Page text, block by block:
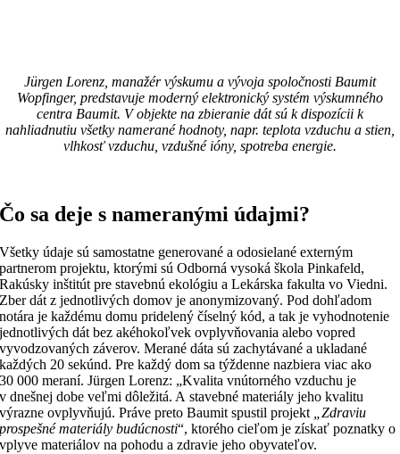
Jürgen Lorenz, manažér výskumu a vývoja spoločnosti Baumit
Wopfinger, predstavuje moderný elektronický systém výskumného
centra Baumit. V objekte na zbieranie dát sú k dispozícii k
nahliadnutiu všetky namerané hodnoty, napr. teplota vzduchu a stien,
vlhkosť vzduchu, vzdušné ióny, spotreba energie.
Čo sa deje s nameranými údajmi?
Všetky údaje sú samostatne generované a odosielané externým
partnerom projektu, ktorými sú Odborná vysoká škola Pinkafeld,
Rakúsky inštitút pre stavebnú ekológiu a Lekárska fakulta vo Viedni.
Zber dát z jednotlivých domov je anonymizovaný. Pod dohľadom
notára je každému domu pridelený číselný kód, a tak je vyhodnotenie
jednotlivých dát bez akéhokoľvek ovplyvňovania alebo vopred
vyvodzovaných záverov. Merané dáta sú zachytávané a ukladané
každých 20 sekúnd. Pre každý dom sa týždenne nazbiera viac ako
30 000 meraní. Jürgen Lorenz: „Kvalita vnútorného vzduchu je
v dnešnej dobe veľmi dôležitá. A stavebné materiály jeho kvalitu
výrazne ovplyvňujú. Práve preto Baumit spustil projekt
„Zdraviu
prospešné materiály budúcnosti“, ktorého cieľom je získať poznatky o
vplyve materiálov na pohodu a zdravie jeho obyvateľov.